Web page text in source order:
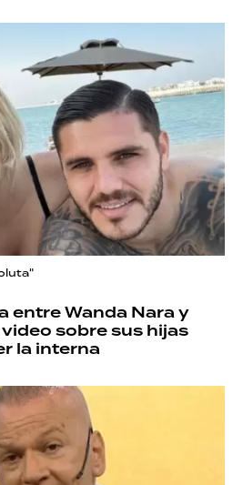
entre Wanda Nara y
sobre sus hijas
la interna